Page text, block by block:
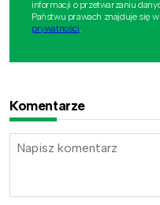
informacji o przetwarzaniu
Państwu prawach znajduje się w
prywatności.
Komentarze